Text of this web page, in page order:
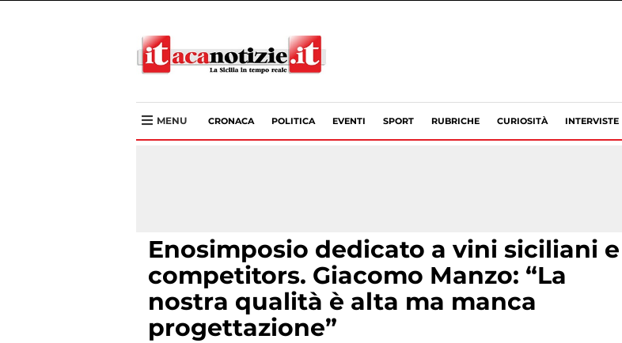
MENU CRONACA POLITICA EVENTI SPORT RUBRICHE CURIOSITÀ INTERVISTE
Enosimposio dedicato a vini siciliani e
competitors. Giacomo Manzo: “La
nostra qualità è alta ma manca
progettazione”